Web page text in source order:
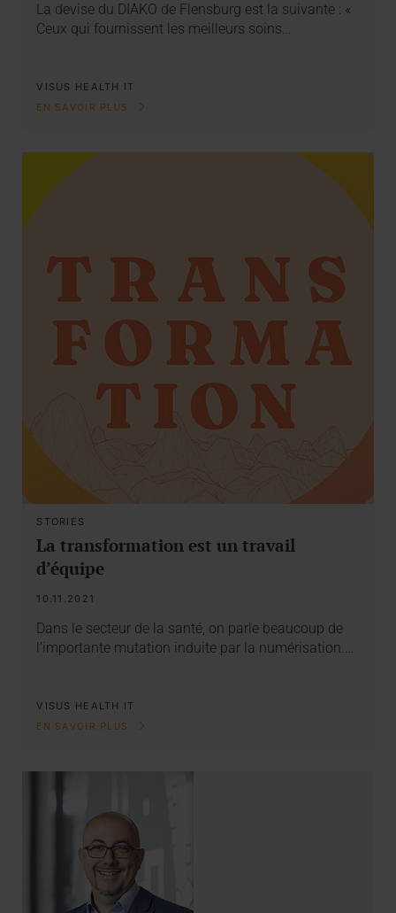
La devise du DIAKO de Flensburg est la suivante : «
Ceux qui fournissent les meilleurs soins…
VISUS HEALTH IT
EN SAVOIR PLUS
STORIES
La transformation est un travail
d’équipe
10.11.2021
Dans le secteur de la santé, on parle beaucoup de
l’importante mutation induite par la numérisation.…
VISUS HEALTH IT
EN SAVOIR PLUS